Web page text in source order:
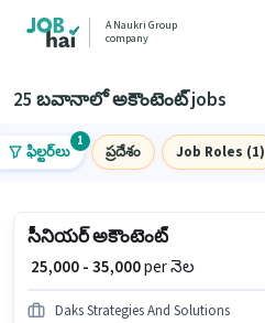
A Naukri Group
company
25 బవానాలో అకౌంటెంట్ jobs
ఫిల్టర్‌లు
1
ప్రదేశం Job Roles (1)
సీనియర్ అకౌంటెంట్
₹ 25,000 - 35,000per నెల
Daks Strategies And Solutions